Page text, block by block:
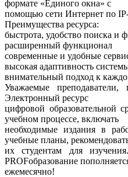
формате «Единого окна» с
помощью сети Интернет по
Преимущества ресурса:
быстрота, удобство поиска и
расширенный функционал
современные и удобные
высокая адаптивность
внимательный подход к
Уважаемые преподаватели,
Электронный ресурс
цифровой образовательной
учебном процессе, включать
необходимые издания в
учебные планы,
их студентам для
PROFобразование
ежемесячно!